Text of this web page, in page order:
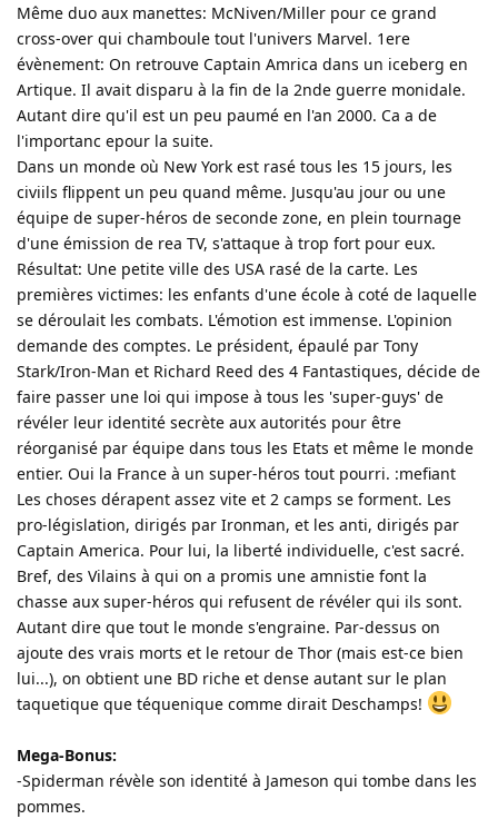
Même duo aux manettes: McNiven/Miller pour ce grand
cross-over qui chamboule tout l'univers Marvel. 1ere
évènement: On retrouve Captain Amrica dans un iceberg en
Artique. Il avait disparu à la fin de la 2nde guerre monidale.
Autant dire qu'il est un peu paumé en l'an 2000. Ca a de
l'importanc epour la suite.
Dans un monde où New York est rasé tous les 15 jours, les
civiils flippent un peu quand même. Jusqu'au jour ou une
équipe de super-héros de seconde zone, en plein tournage
d'une émission de rea TV, s'attaque à trop fort pour eux.
Résultat: Une petite ville des USA rasé de la carte. Les
premières victimes: les enfants d'une école à coté de laquelle
se déroulait les combats. L'émotion est immense. L'opinion
demande des comptes. Le président, épaulé par Tony
Stark/Iron-Man et Richard Reed des 4 Fantastiques, décide de
faire passer une loi qui impose à tous les 'super-guys' de
révéler leur identité secrète aux autorités pour être
réorganisé par équipe dans tous les Etats et même le monde
entier. Oui la France à un super-héros tout pourri. :mefiant
Les choses dérapent assez vite et 2 camps se forment. Les
pro-législation, dirigés par Ironman, et les anti, dirigés par
Captain America. Pour lui, la liberté individuelle, c'est sacré.
Bref, des Vilains à qui on a promis une amnistie font la
chasse aux super-héros qui refusent de révéler qui ils sont.
Autant dire que tout le monde s'engraine. Par-dessus on
ajoute des vrais morts et le retour de Thor (mais est-ce bien
lui...), on obtient une BD riche et dense autant sur le plan
taquetique que téquenique comme dirait Deschamps!
Mega-Bonus:
-Spiderman révèle son identité à Jameson qui tombe dans les
pommes.